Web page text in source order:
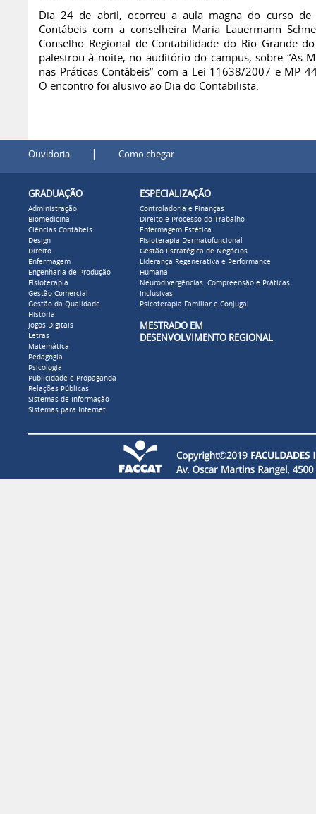
Dia 24 de abril, ocorreu a aula magna do curso de
Contábeis com a conselheira Maria Lauermann
Conselho Regional de Contabilidade do Rio Grande
palestrou à noite, no auditório do campus, sobre “As
nas Práticas Contábeis” com a Lei 11638/2007 e MP
O encontro foi alusivo ao Dia do Contabilista.
Ouvidoria | Como chegar
GRADUAÇÃO
Administração
Biomedicina
Ciências Contábeis
Design
Direito
Enfermagem
Engenharia de Produção
Fisioterapia
Gestão Comercial
Gestão da Qualidade
História
Jogos Digitais
Letras
Matemática
Pedagogia
Psicologia
Publicidade e Propaganda
Relações Públicas
Sistemas de Informação
Sistemas para Internet
ESPECIALIZAÇÃO
Controladoria e Finanças
Direito e Processo do Trabalho
Enfermagem Estética
Fisioterapia Dermatofuncional
Gestão Estratégica de Negócios
Liderança Regenerativa e Performance
Humana
Neurodivergências: Compreensão e Práticas
Inclusivas
Psicoterapia Familiar e Conjugal
MESTRADO EM
DESENVOLVIMENTO REGIONAL